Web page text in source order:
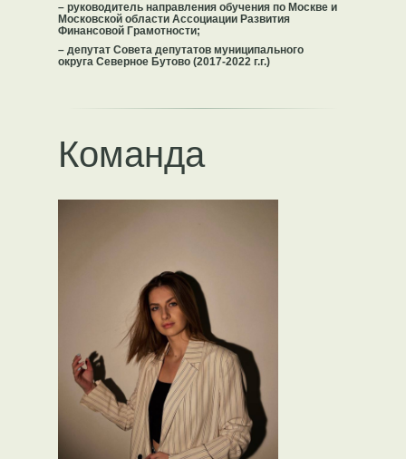
– руководитель направления обучения по Москве и
Московской области Ассоциации Развития
Финансовой Грамотности;
– депутат Совета депутатов муниципального
округа Северное Бутово (2017-2022 г.г.)
Команда